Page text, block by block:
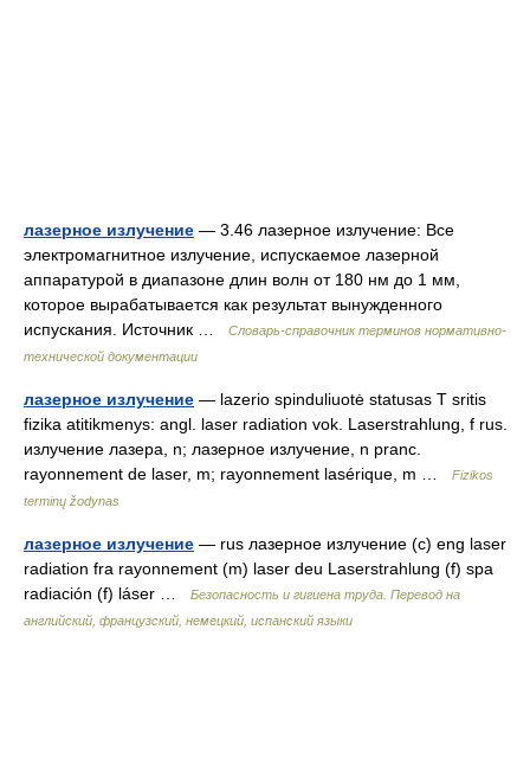
лазерное излучение — 3.46 лазерное излучение: Все
электромагнитное излучение, испускаемое лазерной
аппаратурой в диапазоне длин волн от 180 нм до 1 мм,
которое вырабатывается как результат вынужденного
испускания. Источник …
Словарь-справочник терминов нормативно-
технической документации
лазерное излучение — lazerio spinduliuotė statusas T sritis
fizika atitikmenys: angl. laser radiation vok. Laserstrahlung, f rus.
излучение лазера, n; лазерное излучение, n pranc.
rayonnement de laser, m; rayonnement lasérique, m …
Fizikos
terminų žodynas
лазерное излучение — rus лазерное излучение (с) eng laser
radiation fra rayonnement (m) laser deu Laserstrahlung (f) spa
radiación (f) láser …
Безопасность и гигиена труда. Перевод на
английский, французский, немецкий, испанский языки